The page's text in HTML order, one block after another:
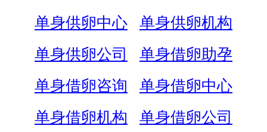
单身供卵中心
单身供卵机构
单身供卵公司
单身借卵助孕
单身借卵咨询
单身借卵中心
单身借卵机构
单身借卵公司